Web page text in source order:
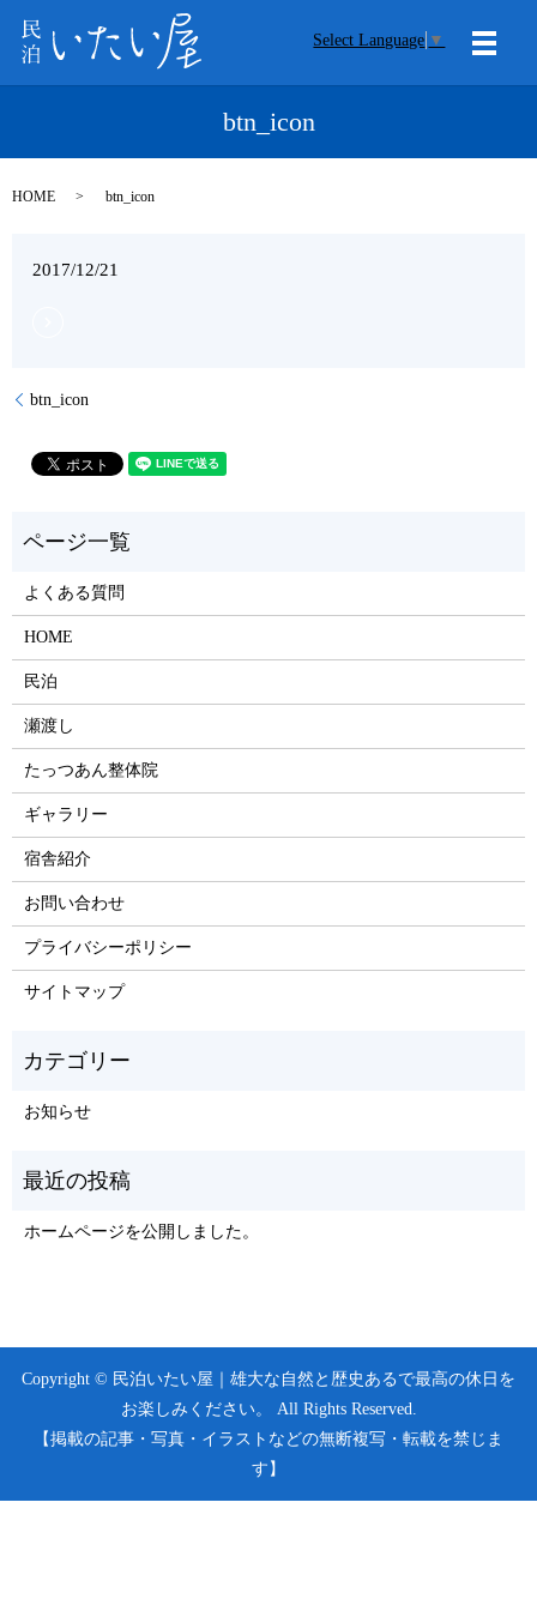
Select Language ▼
メニ
btn_icon
HOME btn_icon
2017/12/21
btn_icon
よくある質問
HOME
民泊
瀬渡し
たっつあん整体院
ギャラリー
宿舎紹介
お問い合わせ
プライバシーポリシー
サイトマップ
お知らせ
ホームページを公開しました。
Copyright © 民泊いたい屋｜雄大な自然と歴史あるで最高の休日を
お楽しみください。 All Rights Reserved.
【掲載の記事・写真・イラストなどの無断複写・転載を禁じま
す】